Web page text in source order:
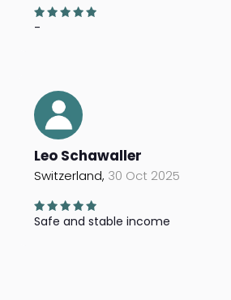
-
Leo Schawaller
Switzerland, 30 Oct 2025
Safe and stable income